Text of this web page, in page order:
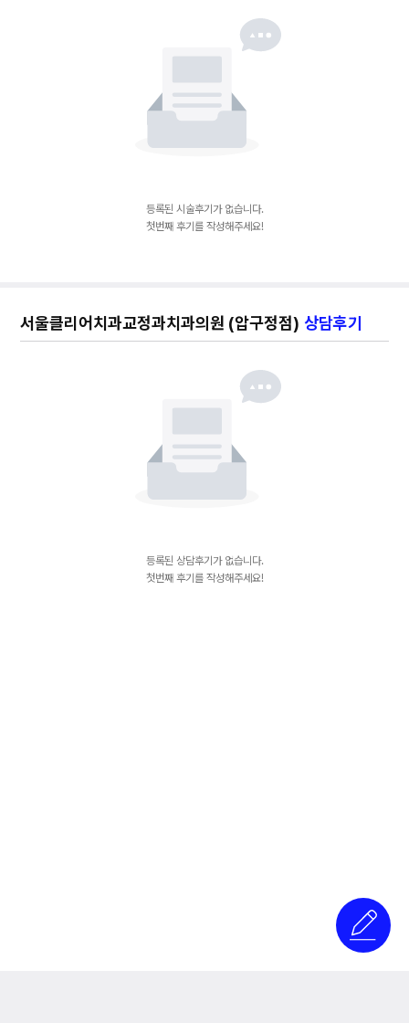
등록된 시술후기가 없습니다.
첫번째 후기를 작성해주세요!
서울클리어치과교정과치과의원 (압구정점) 상담후기
등록된 상담후기가 없습니다.
첫번째 후기를 작성해주세요!